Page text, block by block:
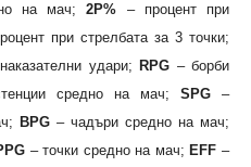
на мач;2P% – процент при
при стрелбата за 3 точки;
удари; RPG – борби
средно на мач; SPG–
BPG – чадъри средно на мач;
– точки средно на мач; EFF –